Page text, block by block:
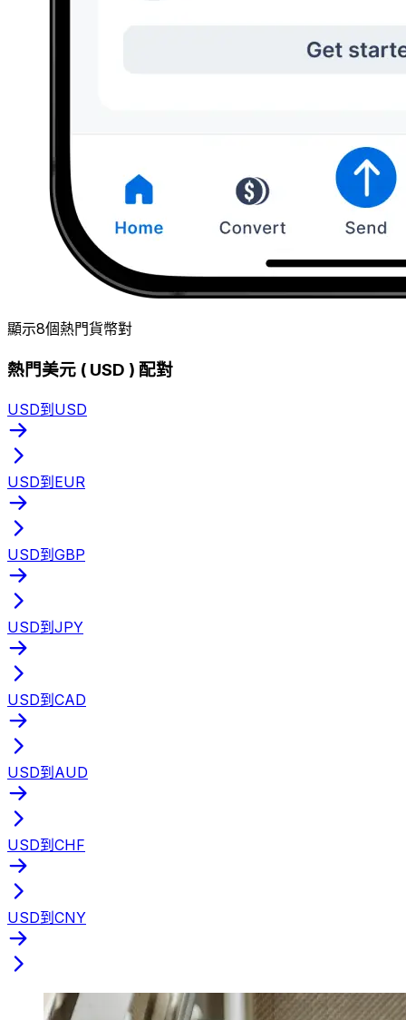
顯示8個熱門貨幣對
熱門美元 ( USD ) 配對
USD到USD
USD到EUR
USD到GBP
USD到JPY
USD到CAD
USD到AUD
USD到CHF
USD到CNY